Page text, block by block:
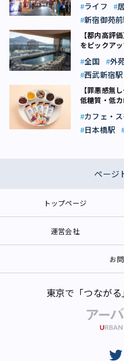
ライフ
新宿御苑
【都内高評
をピックアッ
全国 外
西武新宿駅
【罪悪感無
低糖質・低
カフェ・
日本橋駅
ページ
トップページ
運営会社
お
東京で「つなが